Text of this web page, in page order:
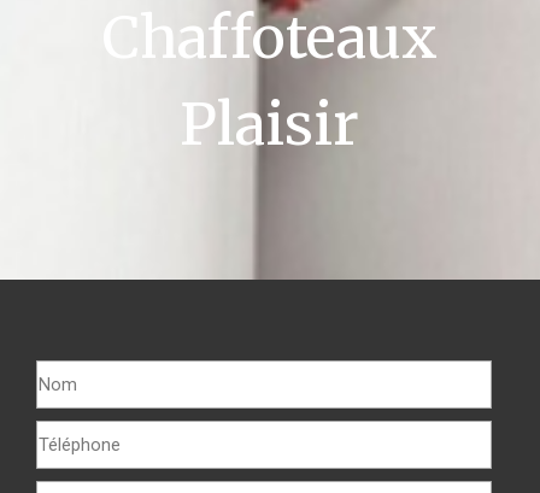
Chaffoteaux
Plaisir